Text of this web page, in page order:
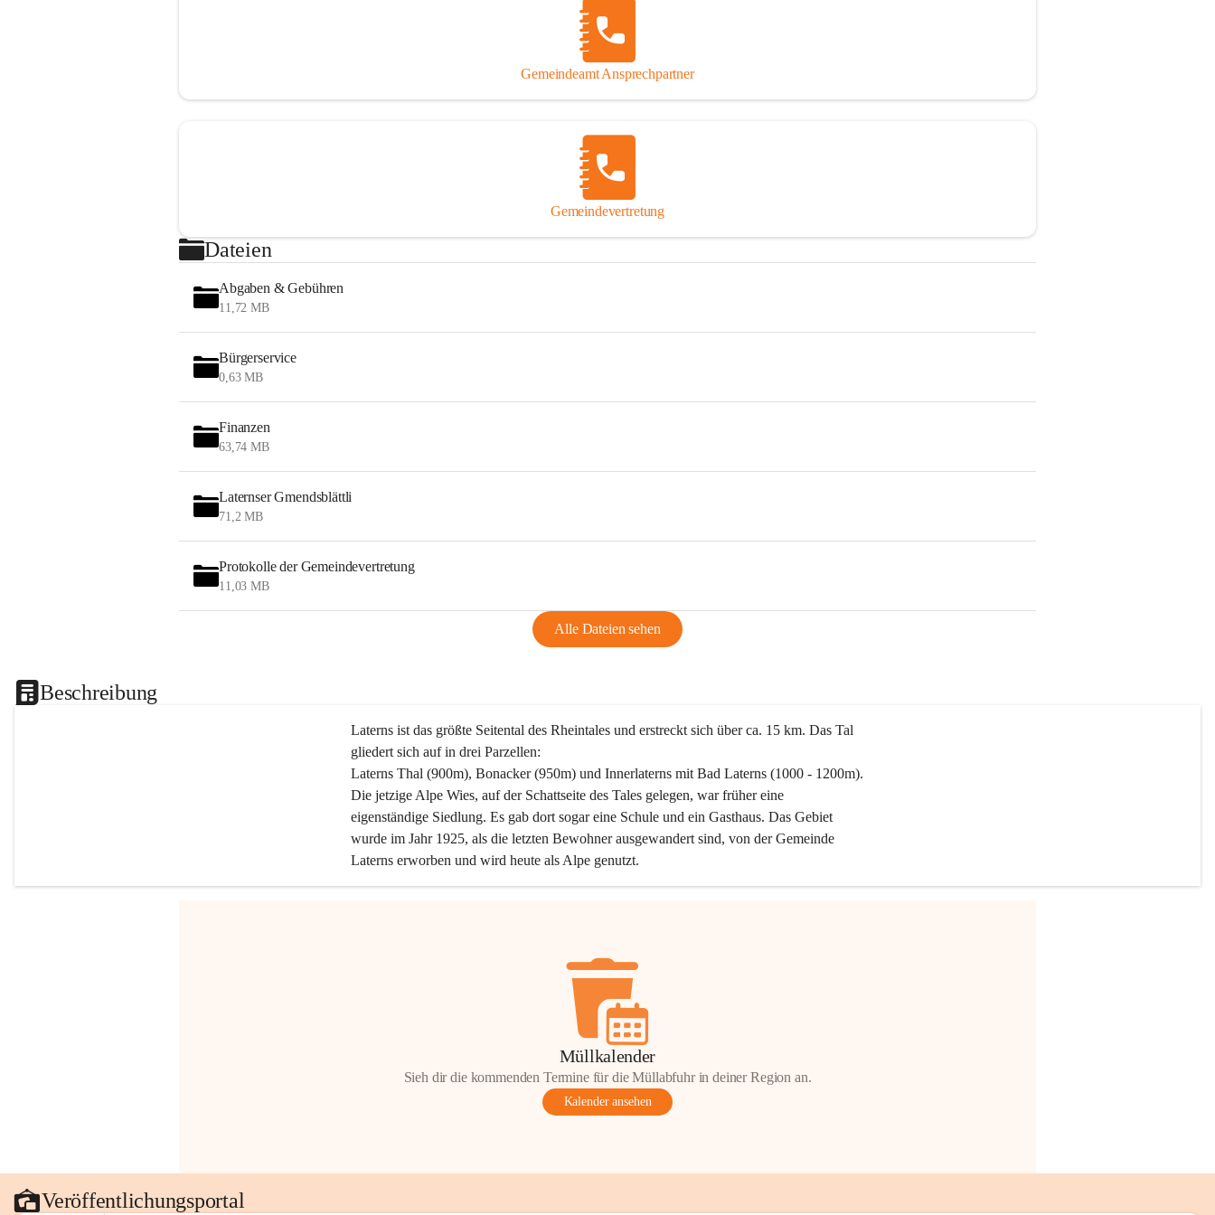
Gemeindeamt Ansprechpartner
Gemeindevertretung
Dateien
Abgaben & Gebühren
11,72 MB
Bürgerservice
0,63 MB
Finanzen
63,74 MB
Laternser Gmendsblättli
71,2 MB
Protokolle der Gemeindevertretung
11,03 MB
Alle Dateien sehen
Beschreibung
Laterns ist das größte Seitental des Rheintales und erstreckt sich über ca. 15 km. Das Tal
gliedert sich auf in drei Parzellen:
Laterns Thal (900m), Bonacker (950m) und Innerlaterns mit Bad Laterns (1000 - 1200m).
Die jetzige Alpe Wies, auf der Schattseite des Tales gelegen, war früher eine
eigenständige Siedlung. Es gab dort sogar eine Schule und ein Gasthaus. Das Gebiet
wurde im Jahr 1925, als die letzten Bewohner ausgewandert sind, von der Gemeinde
Laterns erworben und wird heute als Alpe genutzt.
Müllkalender
Sieh dir die kommenden Termine für die Müllabfuhr in deiner Region an.
Kalender ansehen
Veröffentlichungsportal